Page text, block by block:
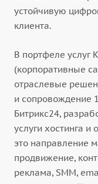
устойчивую
клиента.
В портфеле услуг
(корпоративные
отраслевые
и сопровождение
Битрикс24,
услуги хостинга
это направление
продвижение,
реклама, SMM,